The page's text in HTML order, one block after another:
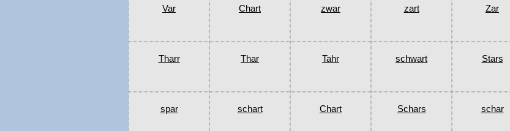
Var Chart zwar zart Zar
Tharr Thar Tahr schwart Stars
spar schart Chart Schars schar